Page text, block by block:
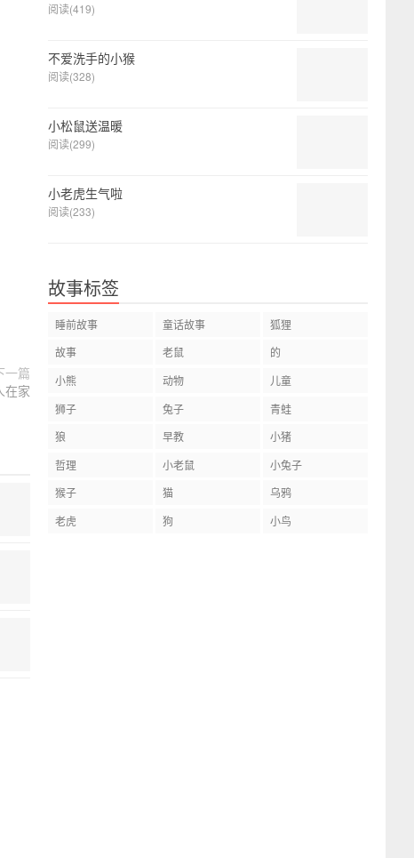
一篇
在家
阅读(419)
不爱洗手的小猴
阅读(328)
小松鼠送温暖
阅读(299)
小老虎生气啦
阅读(233)
故事标签
睡前故事 童话故事
狐狸
故事
老鼠
的
小熊
动物
儿童
狮子
兔子
青蛙
狼
早教
小猪
哲理
小老鼠
小兔子
猴子
猫
乌鸦
老虎
狗 小鸟